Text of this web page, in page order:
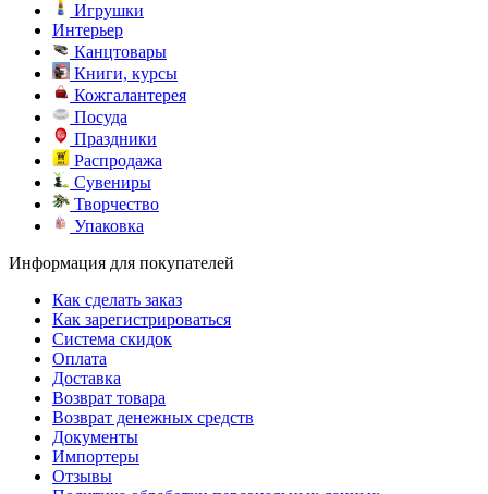
Игрушки
Интерьер
Канцтовары
Книги, курсы
Кожгалантерея
Посуда
Праздники
Распродажа
Сувениры
Творчество
Упаковка
Информация для покупателей
Как сделать заказ
Как зарегистрироваться
Система скидок
Оплата
Доставка
Возврат товара
Возврат денежных средств
Документы
Импортеры
Отзывы